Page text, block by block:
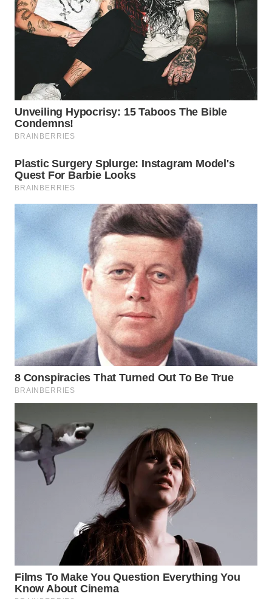
WAHANA
HEALTH
WISATA
LAPAK
WAHANA
Wahana
Network
KONSUMEN
LISTRIK
MASYARAKAT
ID
ID
MARTABAT
PLN
WATCH
MKLI
KOPEKLIN